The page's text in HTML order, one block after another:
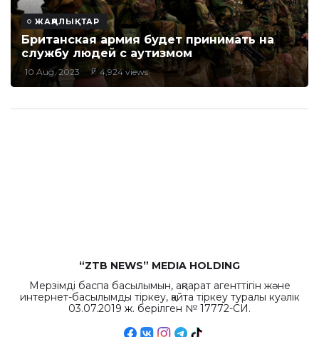
ЖАҢАЛЫҚТАР
Британская армия будет принимать на
службу людей с аутизмом
10 Aug, 2023 4,924 views
“ZTB NEWS” MEDIA HOLDING
Мерзімді баспа басылымын, ақпарат агенттігін және
интернет-басылымды тіркеу, қайта тіркеу туралы куәлік
03.07.2019 ж. берілген № 17772-СИ.